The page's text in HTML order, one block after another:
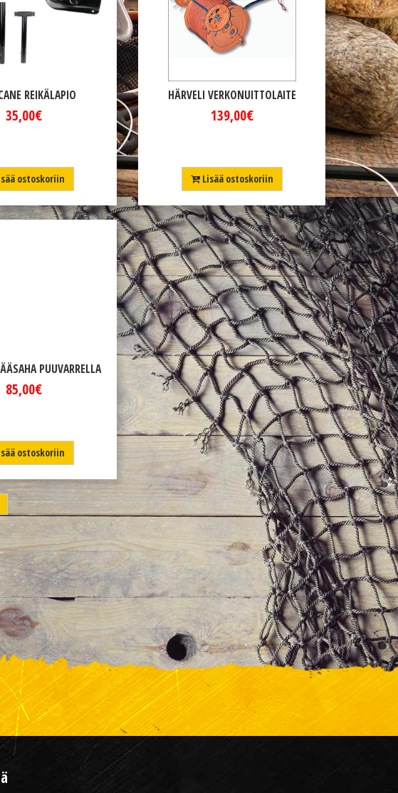
REIKÄLAPIO
35,00€
ostoskoriin
HÄRVELI VERKONUITTOLAITE
139,00€
Lisää ostoskoriin
PUUVARRELLA
85,00€
ostoskoriin